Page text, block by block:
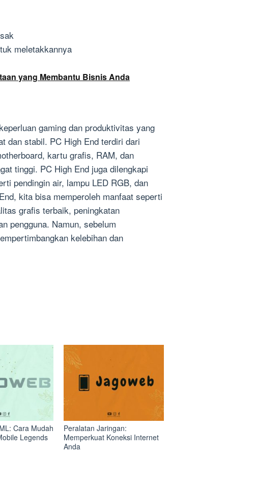
meletakkannya
yang Membantu Bisnis Anda
gaming dan produktivitas yang
dan stabil. PC High End terdiri dari
kartu grafis, RAM, dan
tinggi. PC High End juga dilengkapi
pendingin air, lampu LED RGB, dan
kita bisa memperoleh manfaat seperti
grafis terbaik, peningkatan
pengguna. Namun, sebelum
kelebihan dan
Cara Mudah
Legends
Peralatan Jaringan:
Memperkuat Koneksi Internet
Anda